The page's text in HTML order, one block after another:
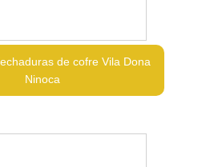
de cofre Vila Dona
Ninoca